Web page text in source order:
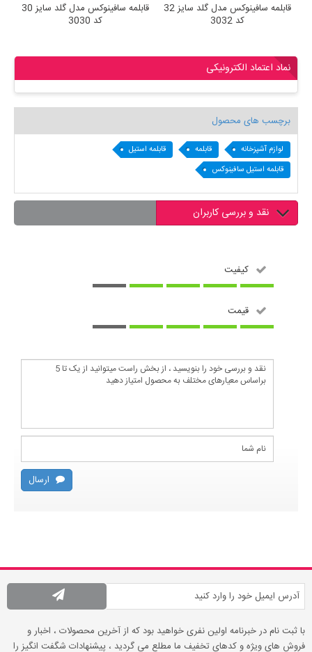
قابلمه سافینوکس مدل گلد سایز 32
گرانیتی نالینو قالب پارسیان
نماد اعتماد الکترونیکی
برچسب های محصول
لوازم آشپزخانه قابلمه
قابلمه استیل
قابلمه استیل سافینوکس
نقد و بررسی کاربران
کیفیت
قیمت
ارسال
با ثبت نام در خبرنامه اولین نفری خواهید بود که از آخرین محصولات ، اخبار و
فروش های ویژه و کدهای تخفیف ما مطلع می گردید ، پیشنهادات شگفت انگیز را